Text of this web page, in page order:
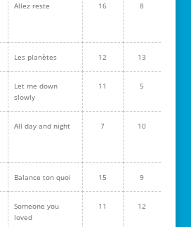
Allez reste 16 8
Les planètes 12 13
Let me down
slowly
11 5
All day and night 7 10
Balance ton quoi 15 9
Someone you
loved
11 12